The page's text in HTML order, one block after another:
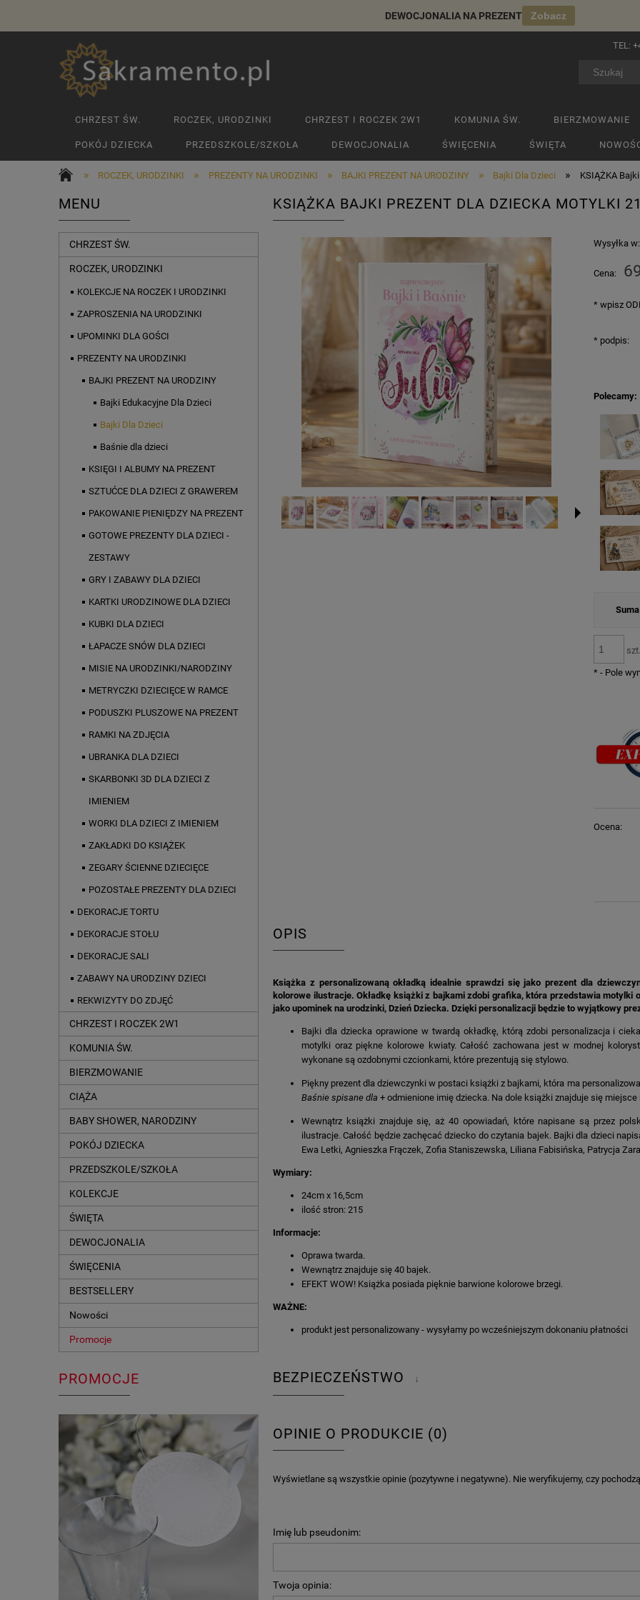
DEWOCJONALIA NA PREZENT Zobacz
TEL:
CHRZEST ŚW. ROCZEK, URODZINKI CHRZEST I ROCZEK 2W1 KOMUNIA ŚW. BIERZMOWANIE
POKÓJ DZIECKA PRZEDSZKOLE/SZKOŁA DEWOCJONALIA ŚWIĘCENIA ŚWIĘTA
» ROCZEK, URODZINKI » PREZENTY NA URODZINKI » BAJKI PREZENT NA URODZINY » Bajki Dla Dzieci » KSIĄŻKA
MENU
CHRZEST ŚW.
ROCZEK, URODZINKI
KOLEKCJE NA ROCZEK I URODZINKI
ZAPROSZENIA NA URODZINKI
UPOMINKI DLA GOŚCI
PREZENTY NA URODZINKI
BAJKI PREZENT NA URODZINY
Bajki Edukacyjne Dla Dzieci
Bajki Dla Dzieci
Baśnie dla dzieci
KSIĘGI I ALBUMY NA PREZENT
SZTUĆCE DLA DZIECI Z GRAWEREM
PAKOWANIE PIENIĘDZY NA PREZENT
GOTOWE PREZENTY DLA DZIECI -
ZESTAWY
GRY I ZABAWY DLA DZIECI
KARTKI URODZINOWE DLA DZIECI
KUBKI DLA DZIECI
ŁAPACZE SNÓW DLA DZIECI
MISIE NA URODZINKI/NARODZINY
METRYCZKI DZIECIĘCE W RAMCE
PODUSZKI PLUSZOWE NA PREZENT
RAMKI NA ZDJĘCIA
UBRANKA DLA DZIECI
SKARBONKI 3D DLA DZIECI Z
IMIENIEM
WORKI DLA DZIECI Z IMIENIEM
ZAKŁADKI DO KSIĄŻEK
ZEGARY ŚCIENNE DZIECIĘCE
POZOSTAŁE PREZENTY DLA DZIECI
DEKORACJE TORTU
DEKORACJE STOŁU
DEKORACJE SALI
ZABAWY NA URODZINY DZIECI
REKWIZYTY DO ZDJĘĆ
CHRZEST I ROCZEK 2W1
KOMUNIA ŚW.
BIERZMOWANIE
CIĄŻA
BABY SHOWER, NARODZINY
POKÓJ DZIECKA
PRZEDSZKOLE/SZKOŁA
KOLEKCJE
ŚWIĘTA
DEWOCJONALIA
ŚWIĘCENIA
BESTSELLERY
Nowości
Promocje
PROMOCJE
KSIĄŻKA BAJKI PREZENT DLA DZIECKA MOTYLKI
Wysyłka w:
Cena:
* wpisz
* podpis:
Polecamy:
* - Pole
Ocena:
OPIS
Książka z personalizowaną okładką idealnie sprawdzi się jako prezent dla
kolorowe ilustracje. Okładkę książki z bajkami zdobi grafika, która przedstawia
jako upominek na urodzinki, Dzień Dziecka. Dzięki personalizacji będzie to wyjątkowy
Bajki dla dziecka oprawione w twardą okładkę, którą zdobi personalizacja i
motylki oraz piękne kolorowe kwiaty. Całość zachowana jest w modnej
wykonane są ozdobnymi czcionkami, które prezentują się stylowo.
Piękny prezent dla dziewczynki w postaci książki z bajkami, która ma
Baśnie spisane dla + odmienione imię dziecka. Na dole książki znajduje się
Wewnątrz książki znajduje się, aż 40 opowiadań, które napisane są przez
ilustracje. Całość będzie zachęcać dziecko do czytania bajek. Bajki dla dzieci
Ewa Letki, Agnieszka Frączek, Zofia Staniszewska, Liliana Fabisińska, Patrycja
Wymiary:
24cm x 16,5cm
ilość stron: 215
Informacje:
Oprawa twarda.
Wewnątrz znajduje się 40 bajek.
EFEKT WOW! Książka posiada pięknie barwione kolorowe brzegi.
WAŻNE:
produkt jest personalizowany - wysyłamy po wcześniejszym dokonaniu płatności
BEZPIECZEŃSTWO ↓
OPINIE O PRODUKCIE (0)
Wyświetlane są wszystkie opinie (pozytywne i negatywne). Nie weryfikujemy, czy
Imię lub pseudonim:
Twoja opinia: